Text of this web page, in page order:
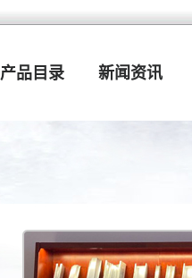
产品目录 新闻资讯